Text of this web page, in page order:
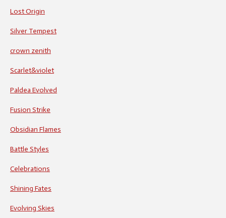
Lost Origin
Silver Tempest
crown zenith
Scarlet&violet
Paldea Evolved
Fusion Strike
Obsidian Flames
Battle Styles
Celebrations
Shining Fates
Evolving Skies